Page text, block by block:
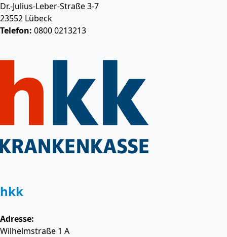
Dr.-Julius-Leber-Straße 3-7
23552 Lübeck
Telefon: 0800 0213213
hkk
Adresse:
Wilhelmstraße 1 A